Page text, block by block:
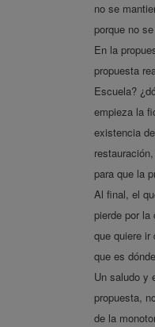
no se
porque no
En la
propuesta
Escuela?
empieza la
existencia
para que la
Al final, el
pierde por la
que quiere
que es
Un saludo y
propuesta,
de la